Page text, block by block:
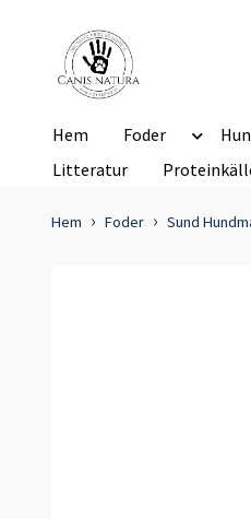
Hem Foder
Litteratur
Hem Foder Sund